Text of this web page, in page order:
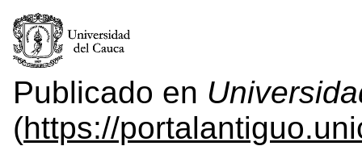
Publicado en
(https://